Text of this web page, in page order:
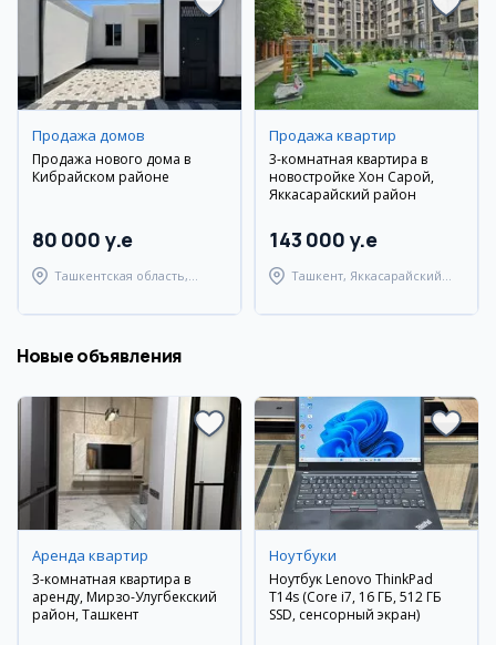
Продажа домов
Продажа нового дома в
Кибрайском районе
80 000 y.e
Ташкентская область,
Продажа квартир
3-комнатная квартира в
новостройке Хон Сарой,
Яккасарайский район
143 000 y.e
Ташкент, Яккасарайский
Новые объявления
Аренда квартир
3-комнатная квартира в
аренду, Мирзо-Улугбекский
район, Ташкент
Ноутбуки
Ноутбук Lenovo ThinkPad
T14s (Core i7, 16 ГБ, 512 ГБ
SSD, сенсорный экран)